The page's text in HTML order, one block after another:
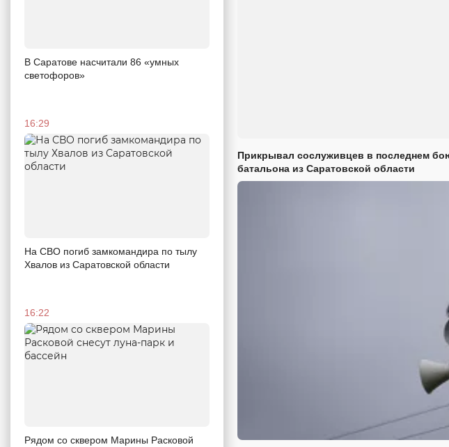
В Саратове насчитали 86 «умных
светофоров»
16:29
На СВО погиб замкомандира по тылу
Хвалов из Саратовской области
16:22
Рядом со сквером Марины Расковой
Прикрывал сослуживцев в последнем
батальона из Саратовской области